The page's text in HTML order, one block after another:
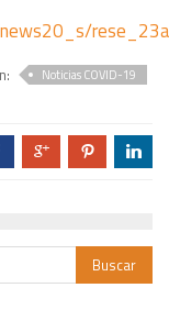
Noticias COVID-19
c d j